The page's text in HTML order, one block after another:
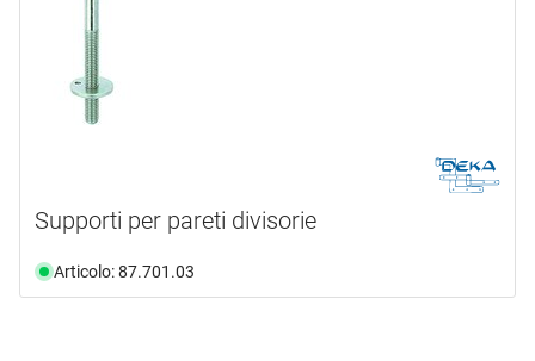
Supporti per pareti divisorie
Articolo: 87.701.03